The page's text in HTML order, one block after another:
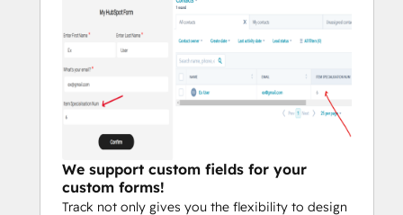
We support custom fields for your
custom forms!
Track not only gives you the flexibility to design